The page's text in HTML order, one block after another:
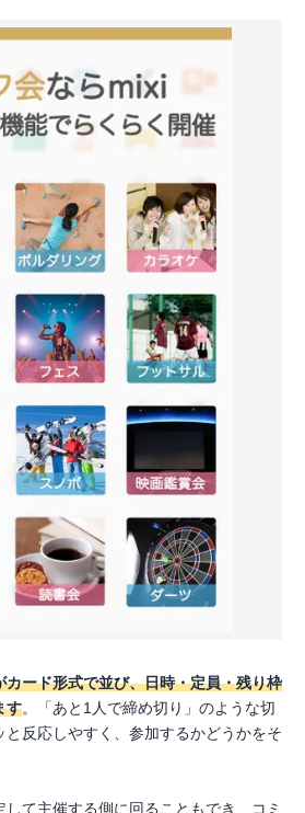
ード形式で並び、日時・定員・残り枠
す。「あと1人で締め切り」のような切
反応しやすく、参加するかどうかをそ
て主催する側に回ることもでき、コミ